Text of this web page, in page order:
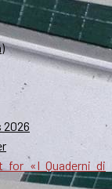
2026
for «I Quaderni di